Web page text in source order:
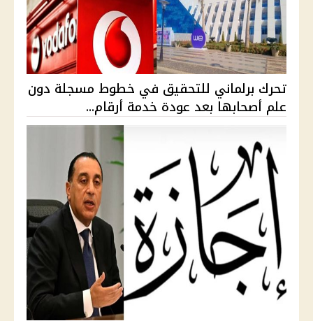
تحرك برلماني للتحقيق في خطوط مسجلة دون
علم أصحابها بعد عودة خدمة أرقام...